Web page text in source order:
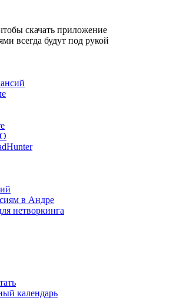
скачать приложение
всегда будут под рукой
в Андре
нетворкинга
календарь